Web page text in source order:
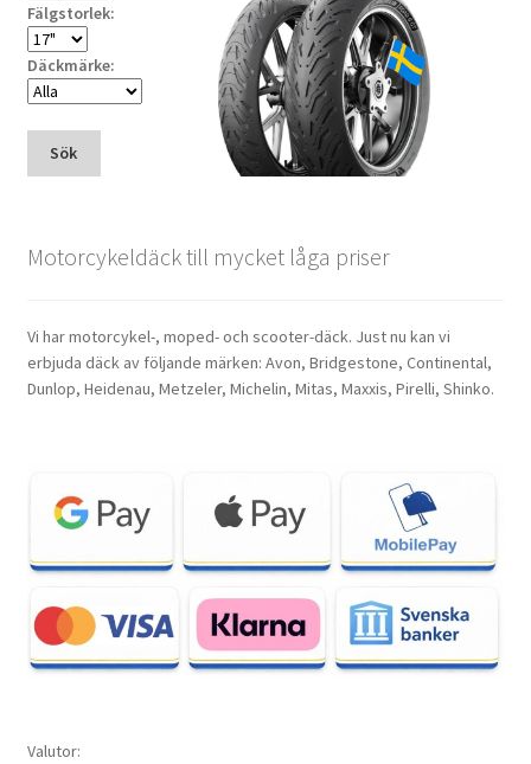
Fälgstorlek:
Däckmärke:
Sök
Motorcykeldäck till mycket låga priser
Vi har motorcykel-, moped- och scooter-däck. Just nu kan vi
erbjuda däck av följande märken: Avon, Bridgestone, Continental,
Dunlop, Heidenau, Metzeler, Michelin, Mitas, Maxxis, Pirelli, Shinko.
Valutor: